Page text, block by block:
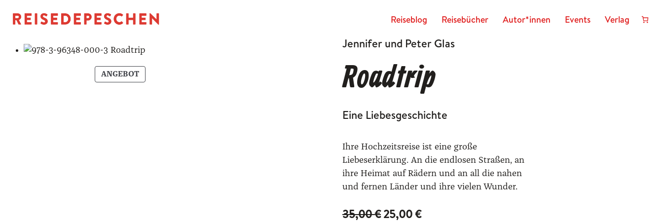
Rei­se­blog Reisebücher Autor*innen Events Verlag
ANGEBOTP
Jennifer und Peter Glas
Roadtrip
Eine Liebesgeschichte
Ihre Hochzeitsreise ist eine große
Liebeserklärung. ­An die endlosen Straßen, an
ihre Heimat auf Rädern und an all die nahen
und fernen Länder und ihre vielen Wunder.
35,00€U
25,00€A